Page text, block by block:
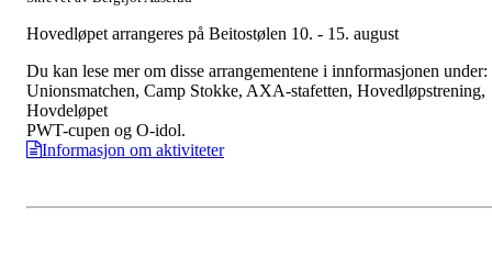
Hovedløpet arrangeres på Beitostølen 10. - 15. august
Du kan lese mer om disse arrangementene i innformasjonen under:
Unionsmatchen, Camp Stokke, AXA-stafetten, Hovedløpstrening,
Hovdeløpet
PWT-cupen og O-idol.
Informasjon om aktiviteter